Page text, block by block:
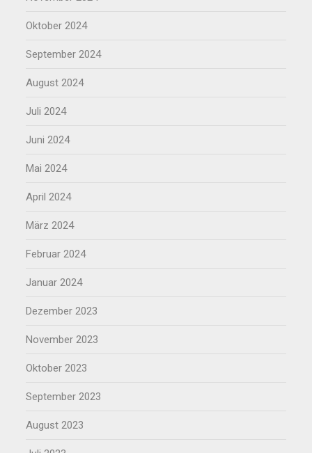
Oktober 2024
September 2024
August 2024
Juli 2024
Juni 2024
Mai 2024
April 2024
März 2024
Februar 2024
Januar 2024
Dezember 2023
November 2023
Oktober 2023
September 2023
August 2023